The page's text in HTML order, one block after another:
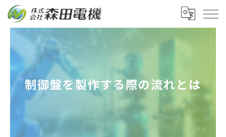
制御盤を製作する際の流れとは